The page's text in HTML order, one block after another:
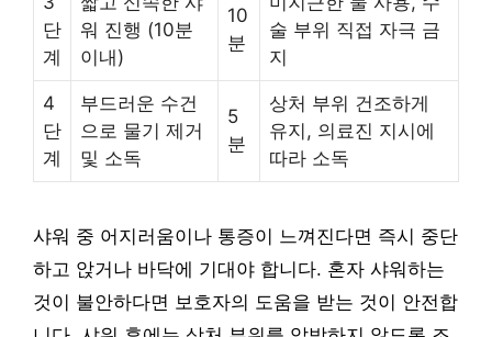
단
계
워 진행 (10분
이내)
10
분
술 부위 직접 자극 금
지
4
단
계
부드러운 수건
으로 물기 제거
및 소독
5
분
상처 부위 건조하게
유지, 의료진 지시에
따라 소독
샤워 중 어지러움이나 통증이 느껴진다면 즉시 중단
하고 앉거나 바닥에 기대야 합니다. 혼자 샤워하는
것이 불안하다면 보호자의 도움을 받는 것이 안전합